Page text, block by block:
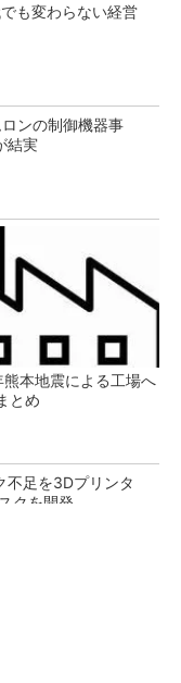
も変わらない経営
ンの制御機器事
結実
本地震による工場へ
とめ
不足を3Dプリンタ
クを開発